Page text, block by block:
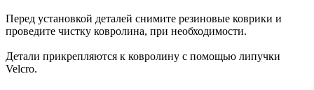
Перед установкой деталей снимите резиновые коврики и
проведите чистку ковролина, при необходимости.
Детали прикрепляются к ковролину с помощью липучки
Velcro.